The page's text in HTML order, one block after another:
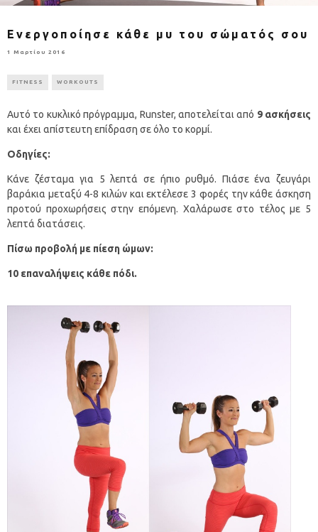
Ενεργοποίησε κάθε μυ του σώματός σου
1 Μαρτίου 2016
FITNESS WORKOUTS
Αυτό το κυκλικό πρόγραμμα, Runster, αποτελείται από 9 ασκήσεις
και έχει απίστευτη επίδραση σε όλο το κορμί.
Οδηγίες:
Κάνε ζέσταμα για 5 λεπτά σε ήπιο ρυθμό. Πιάσε ένα ζευγάρι
βαράκια μεταξύ 4-8 κιλών και εκτέλεσε 3 φορές την κάθε άσκηση
προτού προχωρήσεις στην επόμενη. Χαλάρωσε στο τέλος με 5
λεπτά διατάσεις.
Πίσω προβολή με πίεση ώμων:
10 επαναλήψεις κάθε πόδι.